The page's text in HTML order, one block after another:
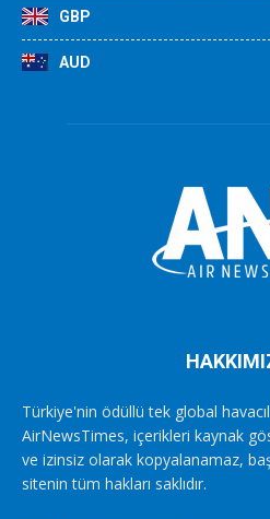
GBP
AUD
Türkiye'nin ödüllü tek global
AirNewsTimes, içerikleri kaynak
ve izinsiz olarak kopyalanamaz,
sitenin tüm hakları saklıdır.